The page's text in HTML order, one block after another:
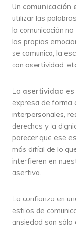
Un comunicación
utilizar las
la comunicación
las propias
se comunica, la
con asertividad,
La asertividad es
expresa de forma
interpersonales,
derechos y la
parecer que ese
más difícil de lo
interfieren en
asertiva.
La confianza en
estilos de
ansiedad son sólo